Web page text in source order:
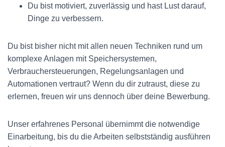
Du bist motiviert, zuverlässig und hast Lust darauf,
Dinge zu verbessern.
Du bist bisher nicht mit allen neuen Techniken rund um
komplexe Anlagen mit Speichersystemen,
Verbrauchersteuerungen, Regelungsanlagen und
Automationen vertraut? Wenn du dir zutraust, diese zu
erlernen, freuen wir uns dennoch über deine Bewerbung.
Unser erfahrenes Personal übernimmt die notwendige
Einarbeitung, bis du die Arbeiten selbstständig ausführen